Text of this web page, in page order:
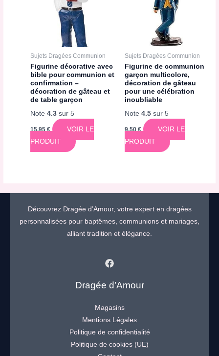
Sujets Dragées Communion
Figurine décorative avec
bible pour communion et
confirmation –
décoration de gâteau et
de table garçon
Note4.3 sur 5
15,95€
VOIR LE
PRODUIT
Sujets Dragées Communion
Figurine de communion
garçon multicolore,
décoration de gâteau
pour une célébration
inoubliable
Note 4.5sur 5
9,50€
VOIR LE
PRODUIT
Découvrez Dragée d’Amour, votre expert en dragées
personnalisées pour baptêmes, communions et mariages,
alliant tradition et élégance.
Dragée d’Amour
Magasins
Mentions Légales
Politique de confidentialité
Politique de cookies (UE)